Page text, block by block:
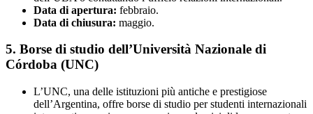
Data di apertura: febbraio.
Data di chiusura: maggio.
5. Borse di studio dell’Università Nazionale di
Córdoba (UNC)
L’UNC, una delle istituzioni più antiche e prestigiose
dell’Argentina, offre borse di studio per studenti internazionali